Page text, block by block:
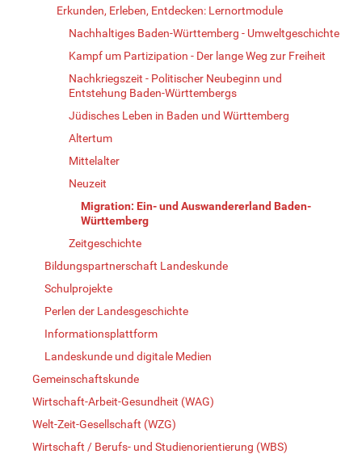
Erkunden, Erleben, Entdecken: Lernortmodule
Nachhaltiges Baden-Württemberg - Umweltgeschichte
Kampf um Partizipation - Der lange Weg zur Freiheit
Nachkriegszeit - Politischer Neubeginn und
Entstehung Baden-Württembergs
Jüdisches Leben in Baden und Württemberg
Altertum
Mittelalter
Neuzeit
Migration: Ein- und Auswandererland Baden-
Württemberg
Zeitgeschichte
Bildungspartnerschaft Landeskunde
Schulprojekte
Perlen der Landesgeschichte
Informationsplattform
Landeskunde und digitale Medien
Gemeinschaftskunde
Wirtschaft-Arbeit-Gesundheit (WAG)
Welt-Zeit-Gesellschaft (WZG)
Wirtschaft / Berufs- und Studienorientierung (WBS)